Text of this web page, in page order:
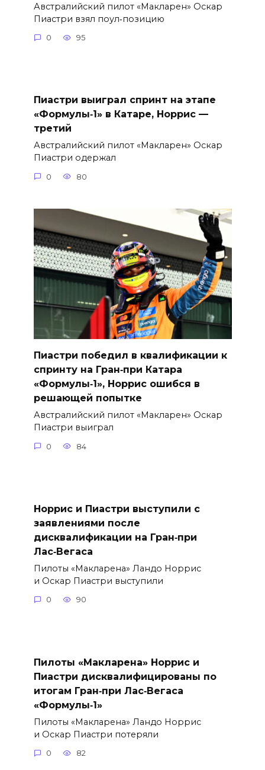
Австралийский пилот «Макларен» Оскар
Пиастри взял поул‑позицию
0 95
Пиастри выиграл спринт на этапе
«Формулы‑1» в Катаре, Норрис —
третий
Австралийский пилот «Макларен» Оскар
Пиастри одержал
0 80
Пиастри победил в квалификации к
спринту на Гран‑при Катара
«Формулы‑1», Норрис ошибся в
решающей попытке
Австралийский пилот «Макларен» Оскар
Пиастри выиграл
0 84
Норрис и Пиастри выступили с
заявлениями после
дисквалификации на Гран‑при
Лас‑Вегаса
Пилоты «Макларена» Ландо Норрис
и Оскар Пиастри выступили
0 90
Пилоты «Макларена» Норрис и
Пиастри дисквалифицированы по
итогам Гран‑при Лас‑Вегаса
«Формулы‑1»
Пилоты «Макларена» Ландо Норрис
и Оскар Пиастри потеряли
0 82